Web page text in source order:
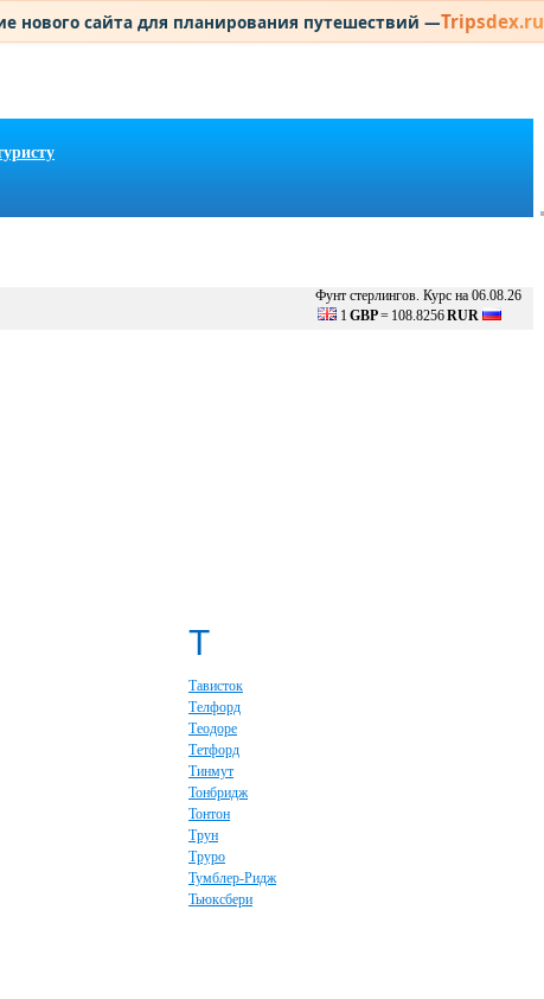
нового сайта для планирования путешествий —Tripsdex.ru
Фунт стерлингов. Курс на 06.08.26
1 GBP= 108.8256RUR
Т
Тависток
Телфорд
Теодоре
Тетфорд
Тинмут
Тонбридж
Тонтон
Трун
Труро
Тумблер-Ридж
Тьюксбери